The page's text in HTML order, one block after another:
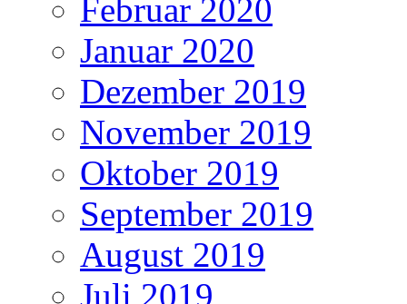
Februar 2020
Januar 2020
Dezember 2019
November 2019
Oktober 2019
September 2019
August 2019
Juli 2019